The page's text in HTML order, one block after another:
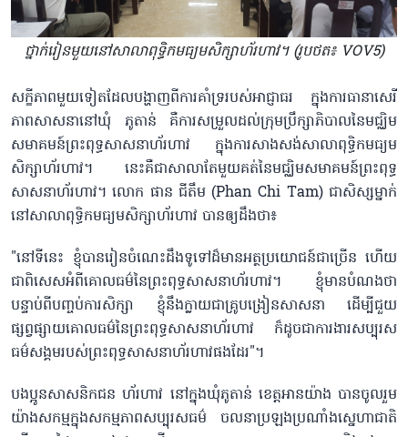
ថ្នាក់រៀនមួយនៅសាលាពុទ្ធិកមធ្យមសិក្សាហ័រហាវ។ (រូបថត៖ VOV5)
សក្ខីភាពមួយទៀតដែលបង្ហាញពីការគាំទ្ររបស់អាជ្ញាធរ ក្នុងការធានាសេរី
ភាពសាសនានៅឃុំ ភូតាន់ គឺការសម្រួលដល់ក្រុមប្រឹក្សាភិបាលនៃមជ្ឈិម
សមាគមន៍ព្រះពុទ្ធសាសនាហ័រហាវ ក្នុងការសាងសង់សាលាពុទ្ធិកមធ្យម
សិក្សាហ័រហាវ។ នេះគឺជាសាលាតែមួយគត់នៃមជ្ឈិមសមាគមន៍ព្រះពុទ្ធ
សាសនាហ័រហាវ។ លោក ផាន ជីតឹម (Phan Chi Tam) ជាសិស្សម្នាក់
នៅសាលាពុទ្ធិកមធ្យមសិក្សាហ័រហាវ បានឲ្យដឹងថា៖
"នៅទីនេះ ខ្ញុំបានរៀនចំណេះដឹងទូទៅដ៏មានអត្ថប្រយោជន៍ជាច្រើន ហើយ
ជាពិសេសអំពីគោលធម៌នៃព្រះពុទ្ធសាសនាហ័រហាវ។ ខ្ញុំមានបំណងថា
បន្ទាប់ពីបញ្ចប់ការសិក្សា ខ្ញុំនឹងក្លាយជាគ្រូបង្រៀនសាសនា ដើម្បីជួយ
ផ្សព្វផ្សាយគោលធម៌នៃព្រះពុទ្ធសាសនាហ័រហាវ ក៏ដូចជាការងារសប្បុរស
ធម៌សង្គមរបស់ព្រះពុទ្ធសាសនាហ័រហាវផងដែរ"។
បងប្អូនសាសនិកជន ហ័រហាវ នៅក្នុងឃុំភូតាន់ ខេត្តអានយ៉ាង បានចូលរួម
យ៉ាងសកម្មក្នុងសកម្មភាពសប្បុរសធម៌ ចលនាប្រឡងប្រណាំងស្នេហាជាតិ